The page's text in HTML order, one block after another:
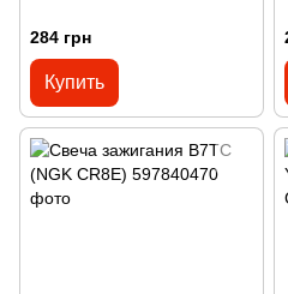
284 грн
Купить